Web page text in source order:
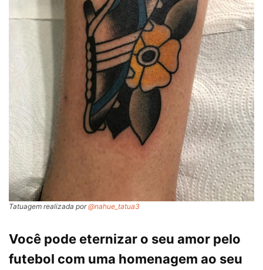
Tatuagem realizada por@nahue_tatua3
Você pode eternizar o seu amor pelo
futebol com uma homenagem ao seu